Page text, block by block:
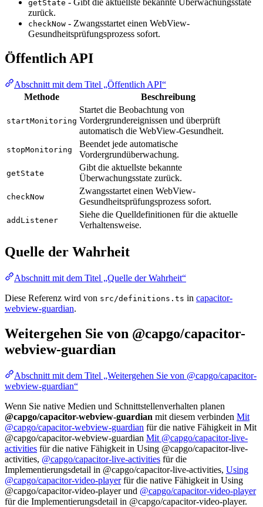
getState
zurück.
checkNow - Zwangsstartet einen WebView-
Gesundheitsprüfungsprozess sofort.
Öffentlich API
Abschnitt mit dem Titel „Öffentlich API“
Methode
Beschreibung
startMonitoring
Startet die Beobachtung von
Vordergrundereignissen und überprüft
automatisch die WebView-Gesundheit.
stopMonitoring
Beendet jede automatische
Vordergrundüberwachung.
getState
Gibt die aktuellste bekannte
Überwachungsstate zurück.
checkNow
Zwangsstartet einen WebView-
Gesundheitsprüfungsprozess sofort.
addListener
Siehe die Quelldefinitionen für die aktuelle
Verhaltensweise.
Quelle der Wahrheit
Abschnitt mit dem Titel „Quelle der Wahrheit“
Diese Referenz wird von src/definitions.ts in capacitor-
webview-guardian.
Weitergehen Sie von @capgo/capacitor-
webview-guardian
Abschnitt mit dem Titel „Weitergehen Sie von @capgo/capacitor-
webview-guardian“
Wenn Sie native Medien und Schnittstellenverhalten planen
@capgo/capacitor-webview-guardian mit diesem verbinden Mit
@capgo/capacitor-webview-guardian für die native Fähigkeit in Mit
@capgo/capacitor-webview-guardian Mit @capgo/capacitor-live-
activities für die native Fähigkeit in Using @capgo/capacitor-live-
activities, @capgo/capacitor-live-activities für die
Implementierungsdetail in @capgo/capacitor-live-activities, Using
@capgo/capacitor-video-playerfür die native Fähigkeit in Using
@capgo/capacitor-video-player und @capgo/capacitor-video-player
für die Implementierungsdetail in @capgo/capacitor-video-player.